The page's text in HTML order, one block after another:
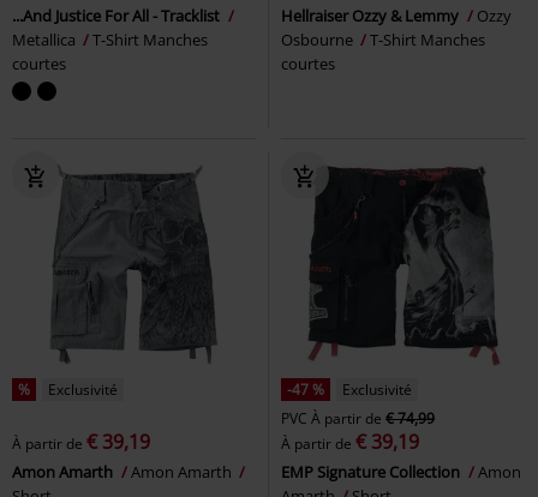
...And Justice For All - Tracklist
Metallica
T-Shirt Manches
courtes
Hellraiser Ozzy & Lemmy
Ozzy
Osbourne
T-Shirt Manches
courtes
% Exclusivité
À partir de € 39,19
Amon Amarth
Amon Amarth
-47 %
Exclusivité
PVC À partir de € 74,99
À partir de € 39,19
EMP Signature Collection
Amon